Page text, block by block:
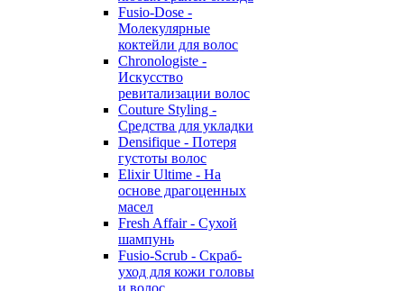
Fusio-Dose -
Молекулярные
коктейли для волос
Chronologiste -
Искусство
ревитализации волос
Couture Styling -
Средства для укладки
Densifique - Потеря
густоты волос
Elixir Ultime - На
основе драгоценных
масел
Fresh Affair - Сухой
шампунь
Fusio-Scrub - Скраб-
уход для кожи головы
и волос